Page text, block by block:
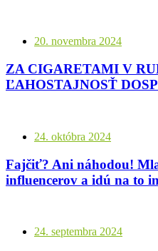
20. novembra 2024
ZA CIGARETAMI V
ĽAHOSTAJNOSŤ
24. októbra 2024
Fajčiť? Ani náhodou!
influencerov a idú na to
24. septembra 2024